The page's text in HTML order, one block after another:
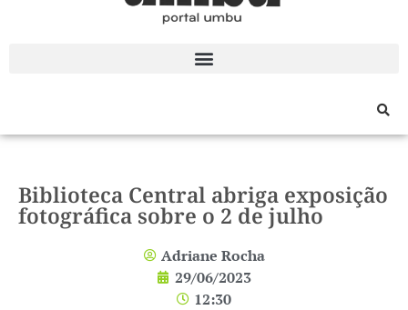
Biblioteca Central abriga exposição
fotográfica sobre o 2 de julho
Adriane Rocha
29/06/2023
12:30